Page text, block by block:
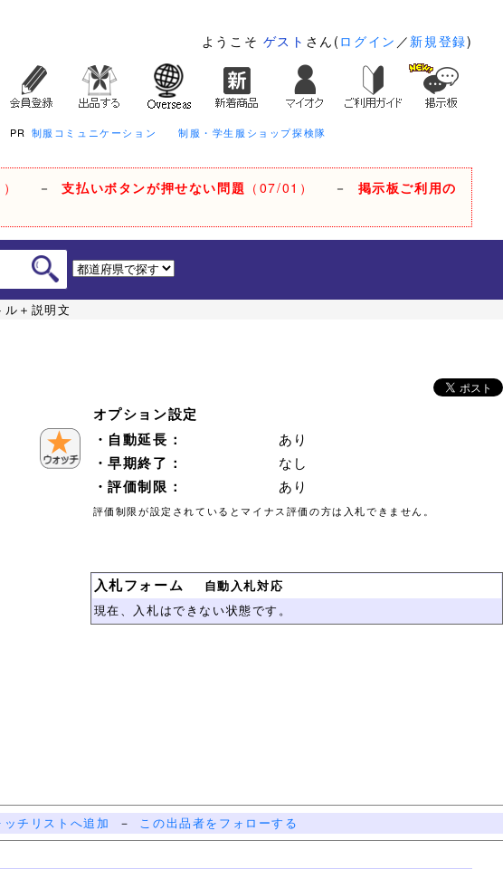
ようこそ ゲスト さん( ログイン ／ 新規登録)
PR 制服コミュニケーション 制服・学生服ショップ探検隊
－支払いボタンが押せない問題 （07/01） － 掲示板ご利用の
ル＋説明文
オプション設定
・自動延長：
あり
・早期終了：
なし
・評価制限：
あり
評価制限が設定されているとマイナス評価の方は入札できません。
入札フォーム
自動入札対応
現在、入札はできない状態です。
ッチリストへ追加 － この出品者をフォローする